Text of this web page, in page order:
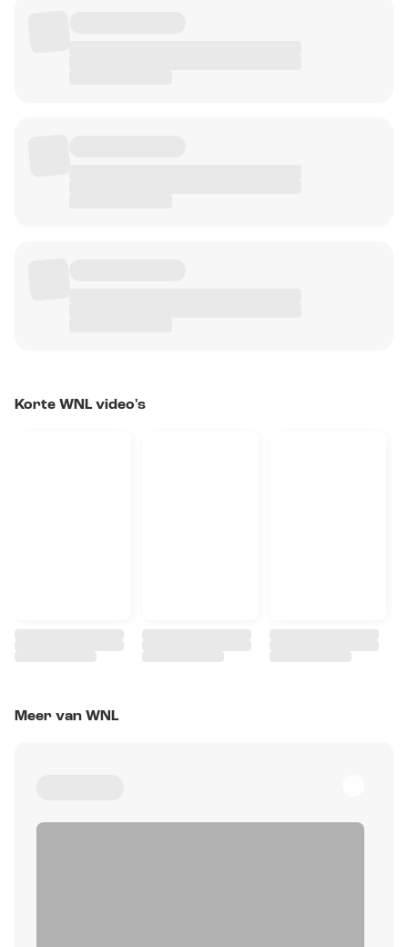
Korte WNL video's
Meer van WNL